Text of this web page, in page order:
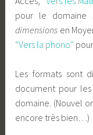
pour le domaine
dimensions en
“Vers la phono”
Les formats sont
document pour
domaine. (Nouvel
encore très bien…)